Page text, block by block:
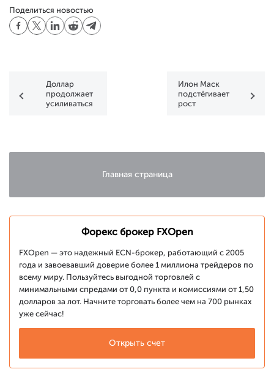
Поделиться новостью
Доллар
продолжает
усиливаться
Илон Маск
подстёгивает
рост
Главная страница
Форекс брокер FXOpen
FXOpen — это надежный ECN-брокер, работающий с 2005
года и завоевавший доверие более 1 миллиона трейдеров по
всему миру. Пользуйтесь выгодной торговлей с
минимальными спредами от 0,0 пункта и комиссиями от 1,50
долларов за лот. Начните торговать более чем на 700 рынках
уже сейчас!
Открыть счет